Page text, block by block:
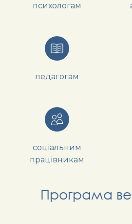
психологам
педагогам
соціальним
працівникам
Програма